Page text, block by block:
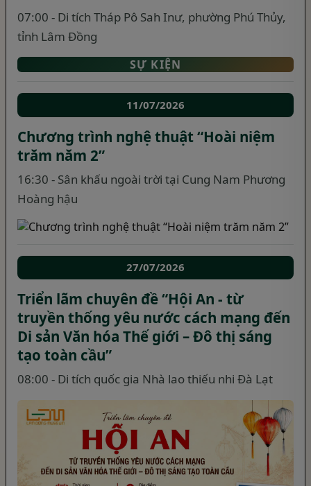
07:00 - Di tích Tháp Pô Sah Inư, phường Phú Thủy,
tỉnh Lâm Đồng
SỰ KIỆN
11/07/2026
Chương trình nghệ thuật “Hoài niệm
trăm năm 2”
16:30 - Sân khấu ngoài trời tại Cung Nam Phương
Hoàng hậu
27/07/2026
Triển lãm chuyên đề “Hội An - từ
truyền thống yêu nước cách mạng đến
Di sản Văn hóa Thế giới – Đô thị sáng
tạo toàn cầu”
08:00 - Di tích quốc gia Nhà lao thiếu nhi Đà Lạt